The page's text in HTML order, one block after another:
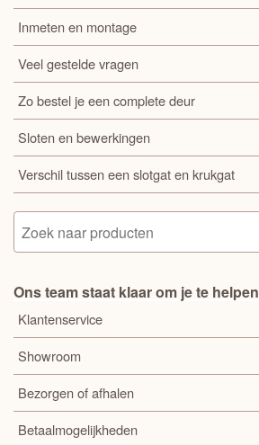
Inmeten en montage
Veel gestelde vragen
Zo bestel je een complete deur
Sloten en bewerkingen
Verschil tussen een slotgat en krukgat
Ons team staat klaar om je te helpen
Klantenservice
Showroom
Bezorgen of afhalen
Betaalmogelijkheden